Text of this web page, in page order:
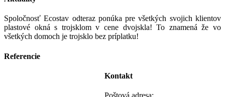
Spoločnosť Ecostav odteraz ponúka pre všetkých svojich klientov
plastové okná s trojsklom v cene dvojskla! To znamená že vo
všetkých domoch je trojsklo bez príplatku!
Referencie
Kontakt